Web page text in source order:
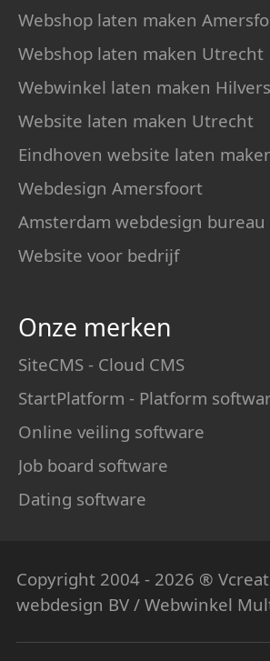
Webshop laten maken
Webshop laten maken Utrecht
Webwinkel laten maken
Website laten maken Utrecht
Eindhoven website laten
Webdesign Amersfoort
Amsterdam webdesign bureau
Website voor bedrijf
Onze merken
SiteCMS - Cloud CMS
StartPlatform - Platform
Online veiling software
Job board software
Dating software
Copyright 2004 - 2026 ®
webdesign BV / Webwinkel